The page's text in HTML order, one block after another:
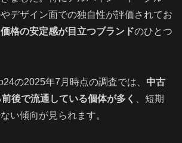
デザイン面での独自性が評価されてお
価格の安定感が目立つブランドのひとつ
の2025年7月時点の調査では、 中古
後で流通している個体が多く
、短期
い傾向が見られます。